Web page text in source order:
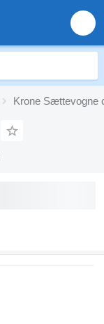
Krone Sættevogne